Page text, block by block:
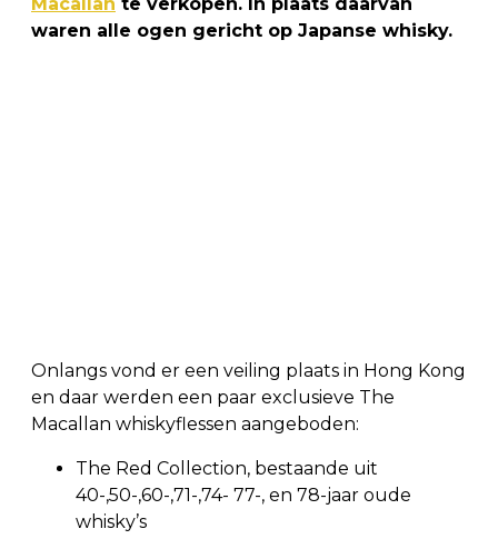
waren alle ogen gericht op Japanse whisky.
Onlangs vond er een veiling plaats in Hong Kong
en daar werden een paar exclusieve The
Macallan whiskyflessen aangeboden:
The Red Collection, bestaande uit
40-,50-,60-,71-,74- 77-, en 78-jaar oude
whisky’s